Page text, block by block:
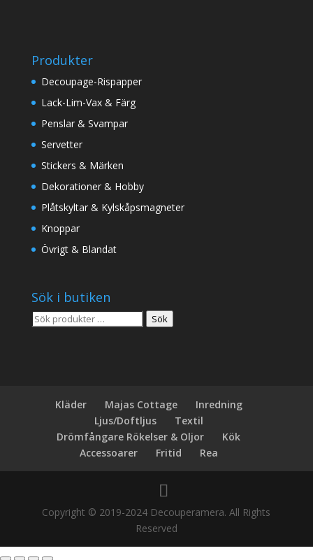
Produkter
Decoupage-Rispapper
Lack-Lim-Vax & Färg
Penslar & Svampar
Servetter
Stickers & Märken
Dekorationer & Hobby
Plåtskyltar & Kylskåpsmagneter
Knoppar
Övrigt & Blandat
Sök i butiken
Sök
Sök
Kläder Majas Cottage
Inredning
Ljus/Doftljus
Textil
Drömfångare Rökelser & Oljor
Kök
Accessoarer
Fritid Rea
Copyright © 2019-2024 Decouperamera. All Rights
Reserved